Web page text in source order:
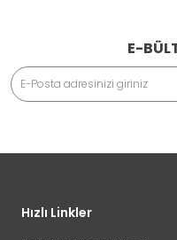
Adınız Soyadınız
Yorumunuz
İade veya Değişim İşlemini
DEĞİŞİM
E-
Hızlı Linkler